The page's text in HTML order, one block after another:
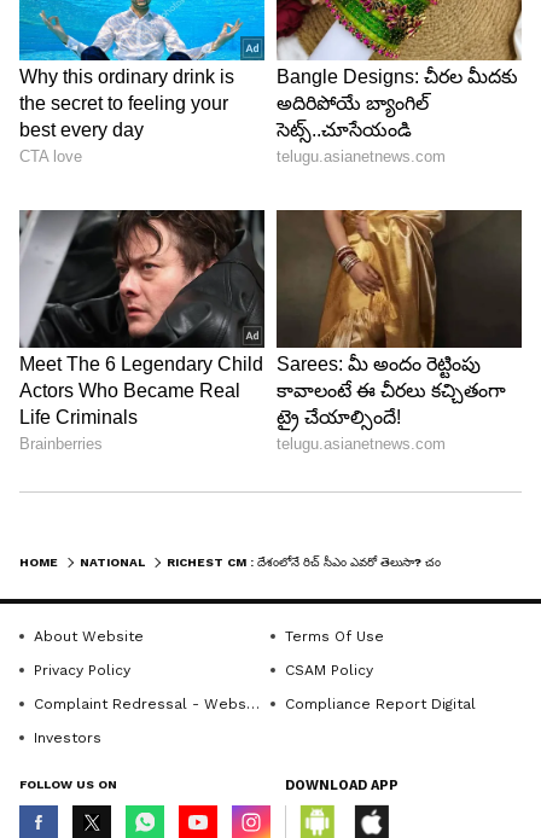
నేతలే టాప్-3లో ఆధిపత్యం చెలాయిస్తున్నారు.
LATEST VIDEOS
ABOUT THE AUTHOR
మహేశ్ జుజ్జూరి 13 ఏళ్ళకు పైగా తెలుగు జర్నలిస్టుగా పని
సినిమా జర్నలిస్టుగా ఉన్నరు. ఓటీటీ, టీవీ, బిగ్ బాస్, లైఫ్ స్టైల్
రాయడంలో మంచి పట్టు ఉంది.
Follow Us
HOME NATIONAL
About Website
Terms Of Use
Privacy Policy
CSAM Policy
Complaint Redressal - Website
Compliance Report Digital
Investors
FOLLOW US ON DOWNLOAD APP